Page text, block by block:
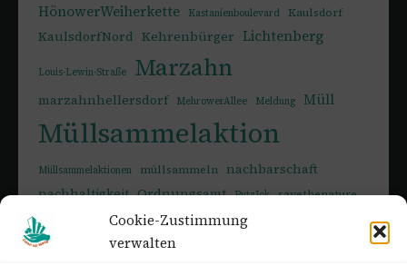
Cookie-Zustimmung
verwalten
HönowerWeiherkette Kastanienboulevard Kaulsdorf
KaulsdorfNord Kehrenbürger Lichtenberg
Louis-Lewin-Straße Marzahn
marzahnhellersdorf MehrowerAllee Meldung Müll
Müllsammelaktion
Müllsammelaktionen müllsammeln nachbarschaft
nachhaltigkeit Ordnungsamt PutzIck savethenature
savetheplanet Sperrmüll Springpfuhl
Umweltbildungstag umweltschutz